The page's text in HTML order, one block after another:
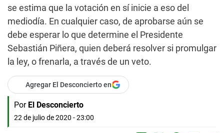
se estima que la votación en sí inicie a eso del
mediodía. En cualquier caso, de aprobarse aún se
debe esperar lo que determine el Presidente
Sebastián Piñera, quien deberá resolver si promulgar
la ley, o frenarla, a través de un veto.
Agregar El Desconcierto en
Por El Desconcierto
22 de julio de 2020 - 23:00